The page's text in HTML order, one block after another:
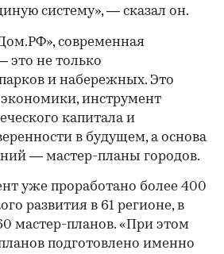
систему», — сказал он.
00:00
современная
это не только
и набережных. Это
инструмент
капитала и
в будущем, а основа
— мастер-планы городов.
уже проработано более 400
развития в 61 регионе, в
мастер-планов. «При этом
подготовлено именно